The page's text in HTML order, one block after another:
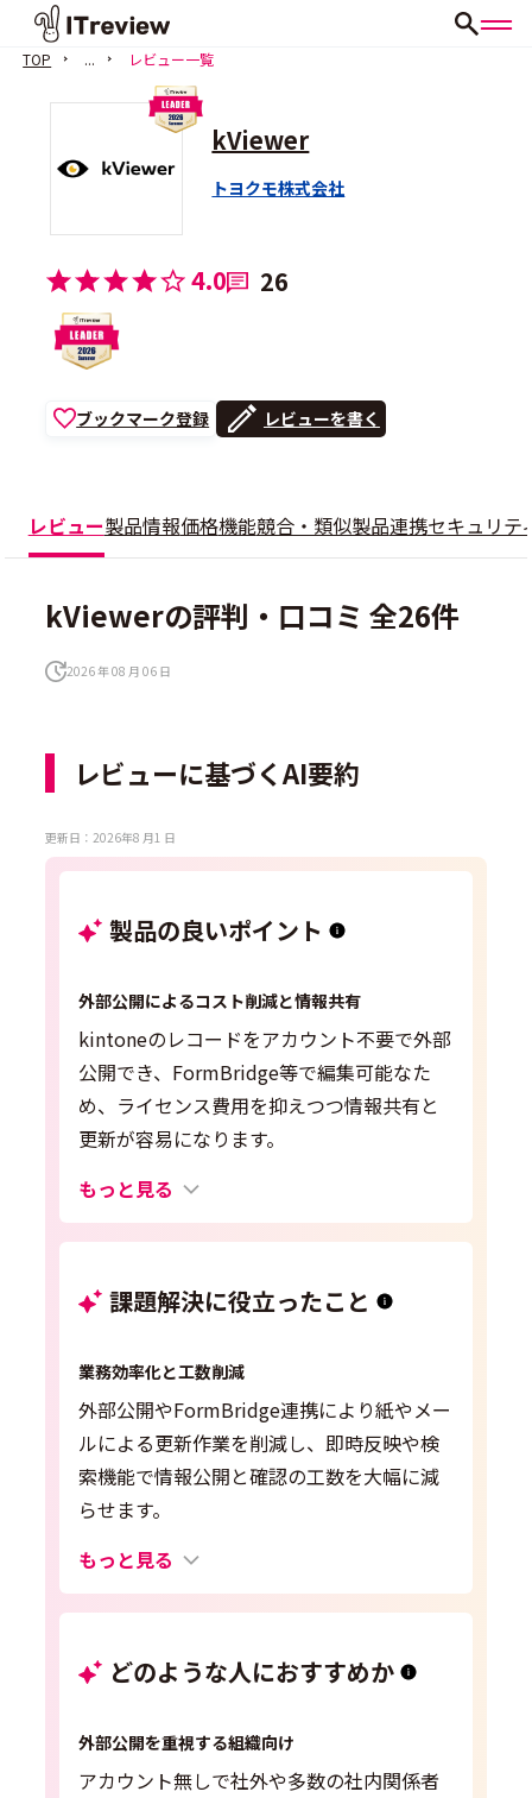
TOP ... レビュー一覧
kViewer
トヨクモ株式会社
4.0 26
ブックマーク登録 レビューを書く
レビュー製品情報価格機能競合・類似製品連携セキュリテ
kViewerの評判・口コミ 全26件
2026 年 08 月 06 日
レビューに基づくAI要約
更新日：2026年8 月1 日
製品の良いポイント
外部公開によるコスト削減と情報共有
kintoneのレコードをアカウント不要で外部
公開でき、FormBridge等で編集可能なた
め、ライセンス費用を抑えつつ情報共有と
更新が容易になります。
もっと見る
課題解決に役立ったこと
業務効率化と工数削減
外部公開やFormBridge連携により紙やメー
ルによる更新作業を削減し、即時反映や検
索機能で情報公開と確認の工数を大幅に減
らせます。
もっと見る
どのような人におすすめか
外部公開を重視する組織向け
アカウント無しで社外や多数の社内関係者